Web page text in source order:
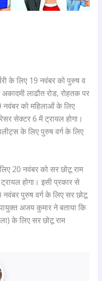
के लिए 19 नवंबर को पुरुष व
लाढौत रोड, रोहतक पर
नवंबर को महिलाओं के लिए
सेक्टर 6 में ट्रायल होगा।
के लिए पुरुष वर्ग के लिए
20 नवंबर को सर छोटू राम
होगा। इसी प्रकार से
पुरुष वर्ग के लिए सर छोटू
अजय कुमार ने बताया कि
के लिए सर छोटू राम